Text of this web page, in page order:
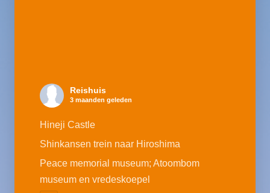
Reishuis
3 maanden geleden
Hineji Castle
Shinkansen trein naar Hiroshima
Peace memorial museum; Atoombom
museum en vredeskoepel